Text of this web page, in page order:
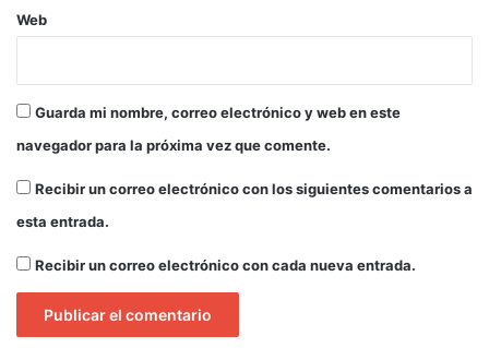
Web
Guarda mi nombre, correo electrónico y web en este
navegador para la próxima vez que comente.
Recibir un correo electrónico con los siguientes comentarios a
esta entrada.
Recibir un correo electrónico con cada nueva entrada.